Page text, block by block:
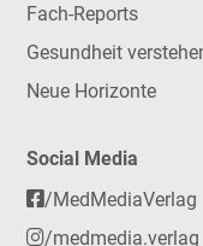
Fach-Reports
Gesundheit
Neue Horizonte
Social Media
/MedMediaVerlag
/medmedia.verlag